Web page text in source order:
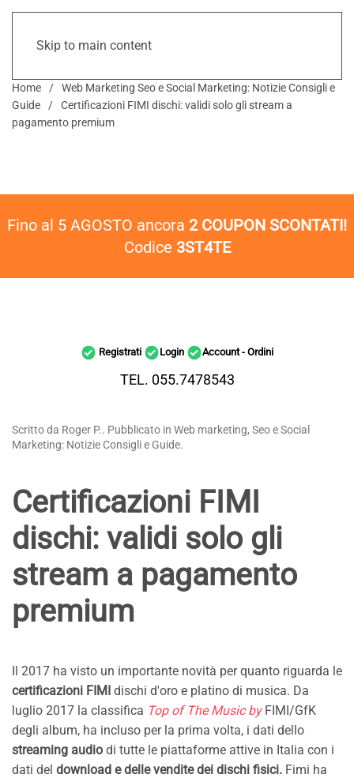
Skip to main content
Home
Web Marketing Seo e Social Marketing: Notizie Consigli e
Guide
Certificazioni FIMI dischi: validi solo gli stream a
pagamento premium
Fino al 5 AGOSTO ancora 2 COUPON SCONTATI!
Codice 3ST4TE
Registrati Login Account - Ordini
TEL. 055.7478543
Scritto da Roger P.. Pubblicato in Web marketing, Seo e Social
Marketing: Notizie Consigli e Guide.
Certificazioni FIMI
dischi: validi solo gli
stream a pagamento
premium
Il 2017 ha visto un importante novità per quanto riguarda le
certificazioni FIMI dischi d'oro e platino di musica. Da
luglio 2017 la classifica Top of The Music byFIMI/GfK
degli album, ha incluso per la prima volta, i dati dello
streaming audio di tutte le piattaforme attive in Italia con i
dati del download e delle vendite dei dischi fisici. Fimi ha